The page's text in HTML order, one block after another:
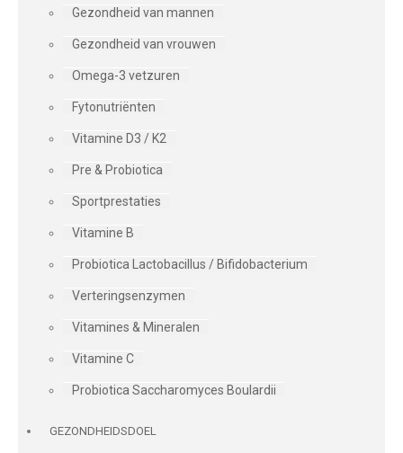
Gezondheid van mannen
Gezondheid van vrouwen
Omega-3 vetzuren
Fytonutriënten
Vitamine D3 / K2
Pre & Probiotica
Sportprestaties
Vitamine B
Probiotica Lactobacillus / Bifidobacterium
Verteringsenzymen
Vitamines & Mineralen
Vitamine C
Probiotica Saccharomyces Boulardii
GEZONDHEIDSDOEL